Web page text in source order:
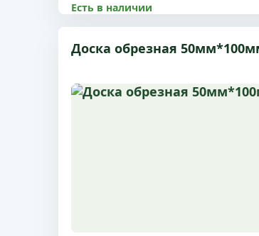
Есть в наличии
8500.00 р
Размер 40x100x6 м, 1 сорт, с
Доска обрезная